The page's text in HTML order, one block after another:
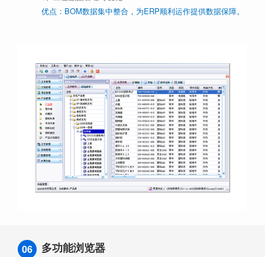
优点：BOM数据集中整合，为ERP顺利运作提供数据保障。
06 多功能浏览器